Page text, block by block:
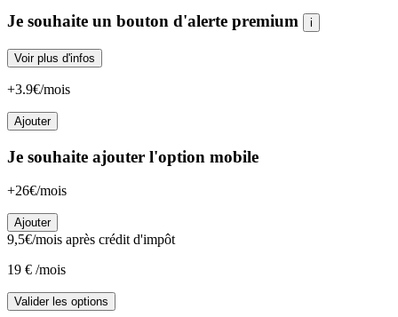
Je souhaite un bouton d'alerte premium i
Voir plus d'infos
+3.9€/mois
Ajouter
Je souhaite ajouter l'option mobile
+26€/mois
Ajouter
9,5€/mois après crédit d'impôt
19 € /mois
Valider les options